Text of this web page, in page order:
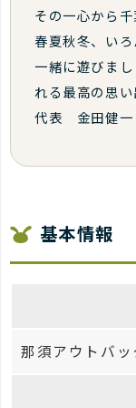
その一心から
春夏秋冬、い
一緒に遊びま
れる最高の思
代表 金田健一
基本情報
那須アウトバッ